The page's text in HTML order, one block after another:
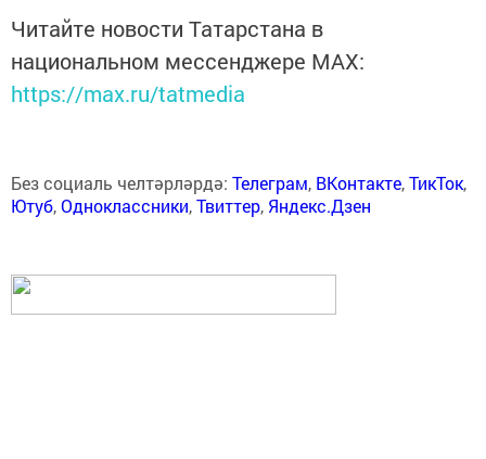
Читайте новости Татарстана в
национальном мессенджере MАХ:
https://max.ru/tatmedia
Без социаль челтәрләрдә: Телеграм, ВКонтакте,ТикТок,
Ютуб,Одноклассники,Твиттер, Яндекс.Дзен